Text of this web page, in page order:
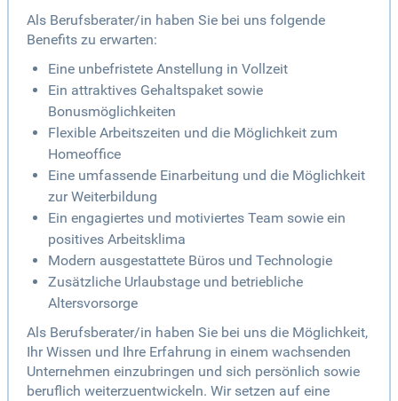
Als Berufsberater/in haben Sie bei uns folgende
Benefits zu erwarten:
Eine unbefristete Anstellung in Vollzeit
Ein attraktives Gehaltspaket sowie
Bonusmöglichkeiten
Flexible Arbeitszeiten und die Möglichkeit zum
Homeoffice
Eine umfassende Einarbeitung und die Möglichkeit
zur Weiterbildung
Ein engagiertes und motiviertes Team sowie ein
positives Arbeitsklima
Modern ausgestattete Büros und Technologie
Zusätzliche Urlaubstage und betriebliche
Altersvorsorge
Als Berufsberater/in haben Sie bei uns die Möglichkeit,
Ihr Wissen und Ihre Erfahrung in einem wachsenden
Unternehmen einzubringen und sich persönlich sowie
beruflich weiterzuentwickeln. Wir setzen auf eine